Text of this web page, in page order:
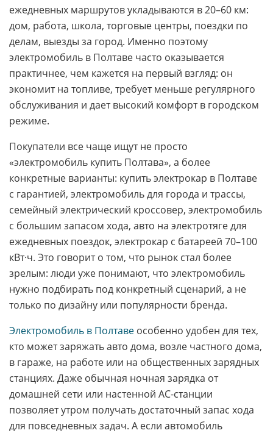
ежедневных маршрутов укладываются в 20–60 км:
дом, работа, школа, торговые центры, поездки по
делам, выезды за город. Именно поэтому
электромобиль в Полтаве часто оказывается
практичнее, чем кажется на первый взгляд: он
экономит на топливе, требует меньше регулярного
обслуживания и дает высокий комфорт в городском
режиме.
Покупатели все чаще ищут не просто
«электромобиль купить Полтава», а более
конкретные варианты: купить электрокар в Полтаве
с гарантией, электромобиль для города и трассы,
семейный электрический кроссовер, электромобиль
с большим запасом хода, авто на электротяге для
ежедневных поездок, электрокар с батареей 70–100
кВт·ч. Это говорит о том, что рынок стал более
зрелым: люди уже понимают, что электромобиль
нужно подбирать под конкретный сценарий, а не
только по дизайну или популярности бренда.
Электромобиль в Полтаве особенно удобен для тех,
кто может заряжать авто дома, возле частного дома,
в гараже, на работе или на общественных зарядных
станциях. Даже обычная ночная зарядка от
домашней сети или настенной AC-станции
позволяет утром получать достаточный запас хода
для повседневных задач. А если автомобиль